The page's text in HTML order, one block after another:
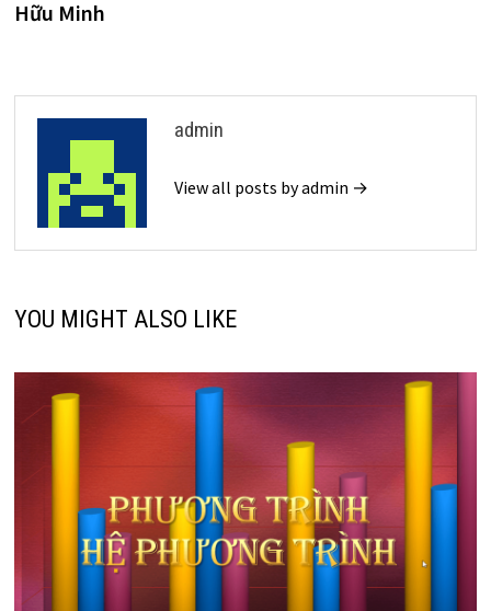
viết
Hữu Minh
admin
View all posts by admin →
YOU MIGHT ALSO LIKE